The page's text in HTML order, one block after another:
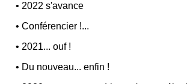
• 2022 s'avance
•Conférencier !...
• 2021... ouf !
• Du nouveau... enfin !